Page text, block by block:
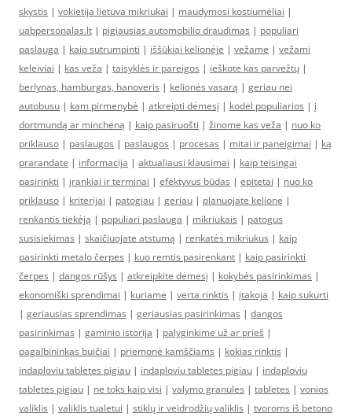
skystis | vokietija lietuva mikriukai | maudymosi kostiumėliai |
uabpersonalas.lt | pigiausias automobilio draudimas | populiari
paslauga | kaip sutrumpinti | iššūkiai kelionėje | vežame | vežami
keleiviai | kas veža | taisyklės ir pareigos | ieškote kas parvežtų |
berlynas, hamburgas, hanoveris | kelionės vasarą | geriau nei
autobusu | kam pirmenybė | atkreipti dėmesį | kodėl populiarios | į
dortmundą ar mincheną | kaip pasiruošti | žinome kas veža | nuo ko
priklauso | paslaugos | paslaugos | procesas | mitai ir paneigimai | ką
prarandate | informacija | aktualiausi klausimai | kaip teisingai
pasirinkti | įrankiai ir terminai | efektyvus būdas | epitetai | nuo ko
priklauso | kriterijai | patogiau | geriau | planuojate kelionę |
renkantis tiekėją | populiari paslauga | mikriukais | patogus
susisiekimas | skaičiuojate atstumą | renkatės mikriukus | kaip
pasirinkti metalo čerpes | kuo remtis pasirenkant | kaip pasirinkti
čerpes | dangos rūšys | atkreipkite dėmesį | kokybės pasirinkimas |
ekonomiški sprendimai | kuriame | verta rinktis | įtakoja | kaip sukurti
| geriausias sprendimas | geriausias pasirinkimas | dangos
pasirinkimas | gaminio istorija | palyginkime už ar prieš |
pagalbininkas buičiai | priemonė kamščiams | kokias rinktis |
indaploviu tabletes pigiau | indaploviu tabletes pigiau | indaploviu
tabletes pigiau | ne toks kaip visi | valymo granules | tabletes | vonios
valiklis | valiklis tualetui | stiklų ir veidrodžių valiklis | tvoroms iš betono